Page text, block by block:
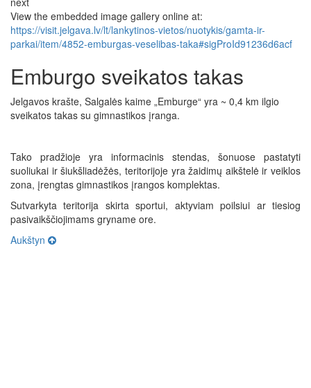
View the embedded image gallery online at:
https://visit.jelgava.lv/lt/lankytinos-vietos/nuotykis/gamta-ir-
parkai/item/4852-emburgas-veselibas-taka#sigProId91236d6acf
Emburgo sveikatos takas
Jelgavos krašte, Salgalės kaime „Emburge“ yra ~ 0,4 km ilgio
sveikatos takas su gimnastikos įranga.
Tako pradžioje yra informacinis stendas, šonuose pastatyti
suoliukai ir šiukšliadėžės, teritorijoje yra žaidimų aikštelė ir veiklos
zona, įrengtas gimnastikos įrangos komplektas.
Sutvarkyta teritorija skirta sportui, aktyviam poilsiui ar tiesiog
pasivaikščiojimams gryname ore.
Aukštyn